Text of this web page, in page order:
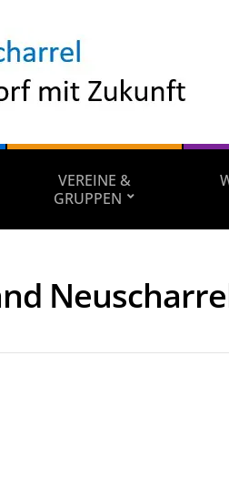
VEREINE &
GRUPPEN